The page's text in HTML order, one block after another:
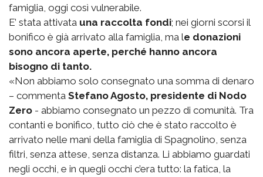
famiglia, oggi così vulnerabile.
E’ stata attivata una raccolta fondi; nei giorni scorsi il
bonifico è già arrivato alla famiglia, ma le donazioni
sono ancora aperte, perché hanno ancora
bisogno di tanto.
«Non abbiamo solo consegnato una somma di denaro
– commenta Stefano Agosto, presidente di Nodo
Zero - abbiamo consegnato un pezzo di comunità. Tra
contanti e bonifico, tutto ciò che è stato raccolto è
arrivato nelle mani della famiglia di Spagnolino, senza
filtri, senza attese, senza distanza. Li abbiamo guardati
negli occhi, e in quegli occhi c’era tutto: la fatica, la